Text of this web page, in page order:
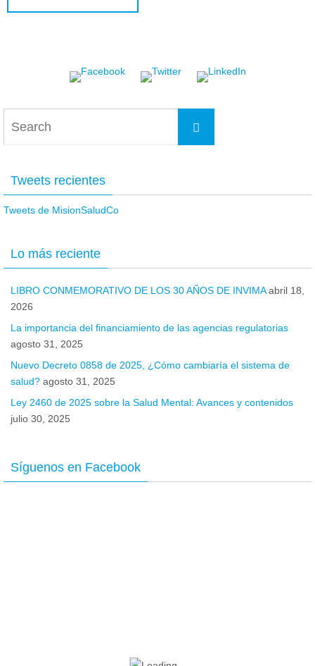
Search
Tweets recientes
Tweets de MisionSaludCo
Lo más reciente
LIBRO CONMEMORATIVO DE LOS 30 AÑOS DE INVIMA abril 18,
2026
La importancia del financiamiento de las agencias regulatorias
agosto 31, 2025
Nuevo Decreto 0858 de 2025, ¿Cómo cambiaría el sistema de
salud? agosto 31, 2025
Ley 2460 de 2025 sobre la Salud Mental: Avances y contenidos
julio 30, 2025
Síguenos en Facebook